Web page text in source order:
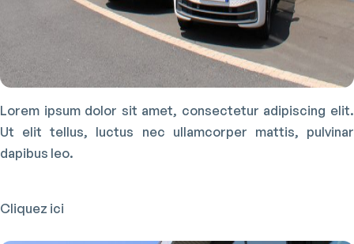
Lorem ipsum dolor sit amet, consectetur adipiscing elit.
Ut elit tellus, luctus nec ullamcorper mattis, pulvinar
dapibus leo.
Cliquez ici